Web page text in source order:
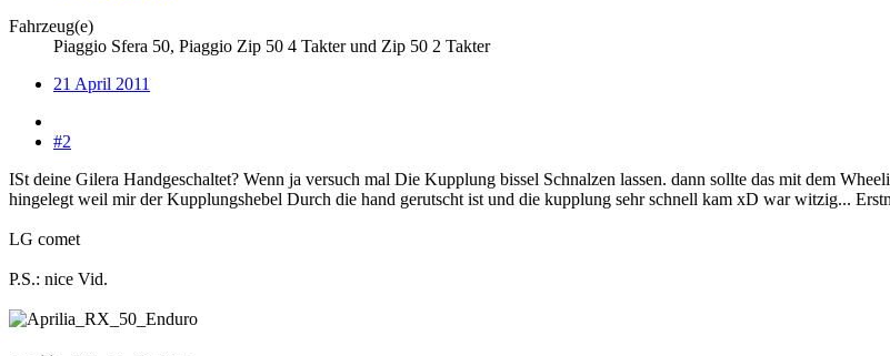
Fahrzeug(e)
Piaggio Sfera 50, Piaggio Zip 50 4 Takter und Zip 50 2 Takter
21 April 2011
#2
ISt deine Gilera Handgeschaltet? Wenn ja versuch mal Die Kupplung bissel Schnalzen lassen. dann sollte das mit dem
hingelegt weil mir der Kupplungshebel Durch die hand gerutscht ist und die kupplung sehr schnell kam xD war witzig...
LG comet
P.S.: nice Vid.